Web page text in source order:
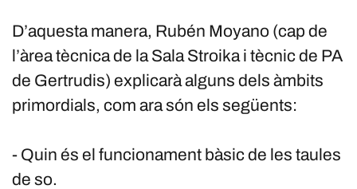
D’aquesta manera, Rubén Moyano (cap de
l’àrea tècnica de la Sala Stroika i tècnic de PA
de Gertrudis) explicarà alguns dels àmbits
primordials, com ara són els següents:
- Quin és el funcionament bàsic de les taules
de so.